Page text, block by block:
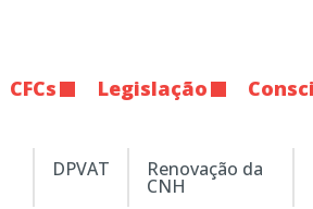
CFCs Legislação
DPVAT Renovação da
CNH